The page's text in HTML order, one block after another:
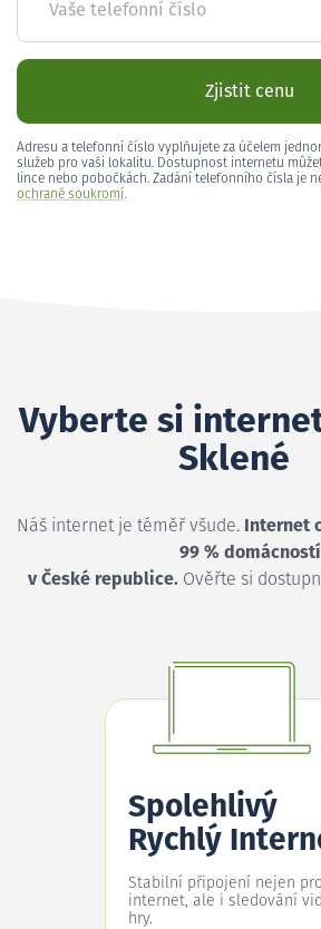
Vaše telefonní číslo
Zjistit cenu
Adresu a telefonní číslo vyplňujete za účelem
služeb pro vaši lokalitu. Dostupnost internetu
lince nebo pobočkách. Zadání telefonního čísla je
ochraně soukromí.
Vyberte si
Sklené
Náš internet je téměř všude. Internet
99 % domácností
v České republice.Ověřte si
Spolehlivý
Rychlý
Stabilní připojení nejen
internet, ale i sledování
hry.